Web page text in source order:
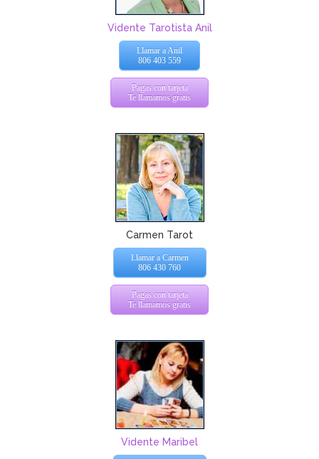
Vidente Tarotista Anil
Llamar a Anil
806 403 559
Pagas con tarjeta
Te llamamos gratis
Carmen Tarot
Llamar a Carmen
806 430 760
Pagas con tarjeta
Te llamamos gratis
Vidente Maribel